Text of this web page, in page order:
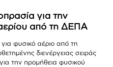
για την
από τη ΔΕΠΑ
φυσικό αέριο από τη
διενέργειας σειράς
την προμήθεια φυσικού